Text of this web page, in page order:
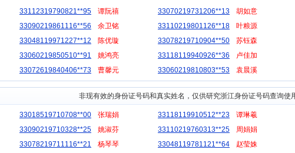
33112319790821**95 谭阮禧 33070219731206**13
胡如意
33090219861116**56 余卫铭 33110219801126**18
叶粮源
33048119971227**12 陈优璇 33078219710904**50
苏钰森
33060219850510**91 姚鸿亮 33118119940926**36
卢佳加
33072619840406**73 曹馨元 33060219810803**53 袁晨溪
非现有效的身份证号码和真实姓名，仅供研究浙江身份证号码查询使
33018519710708**00 张瑞娟 33118119910512**23
谭琳羲
33090219710328**25 姚淑芬 33110219760313**25
周娟娟
33078219711116**21 杨琴琴 33048119781121**64
赵莹姝